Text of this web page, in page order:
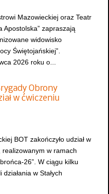
Mazowieckiej oraz Teatr
Apostolska” zapraszają
widowisko
Świętojańskiej”.
2026 roku o...
Obrony
w ćwiczeniu
BOT zakończyło udział w
realizowanym w ramach
26”. W ciągu kilku
w Stałych